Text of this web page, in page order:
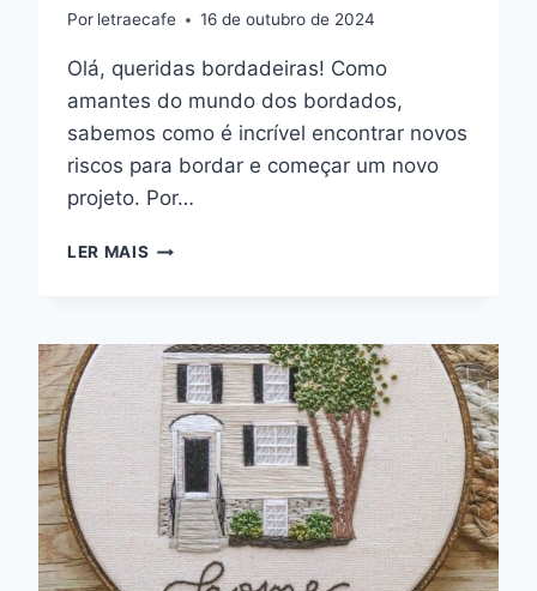
Por letraecafe 16 de outubro de 2024
Olá, queridas bordadeiras! Como
amantes do mundo dos bordados,
sabemos como é incrível encontrar novos
riscos para bordar e começar um novo
projeto. Por…
LER MAIS RISCOS
PDF
GRÁTIS